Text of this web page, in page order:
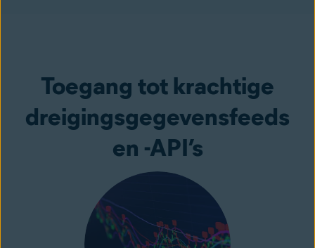
Toegang tot krachtige
dreigingsgegevensfeeds
en -API’s